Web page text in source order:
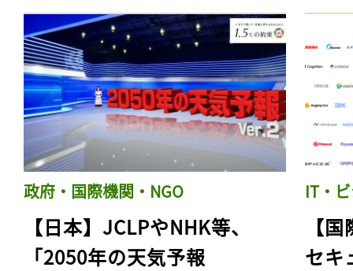
政府・国際機関・NGO
【日本】JCLPやNHK等、
「2050年の天気予報
IT・
【
セキ